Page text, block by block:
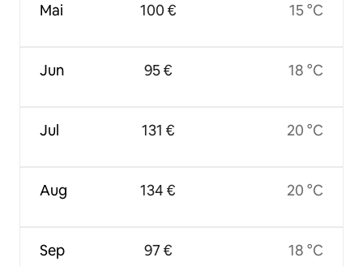
Mai
Jun
Jul
Aug
Sep
100 €
95 €
131 €
134 €
97 €
15 °C
18 °C
20 °C
20 °C
18 °C